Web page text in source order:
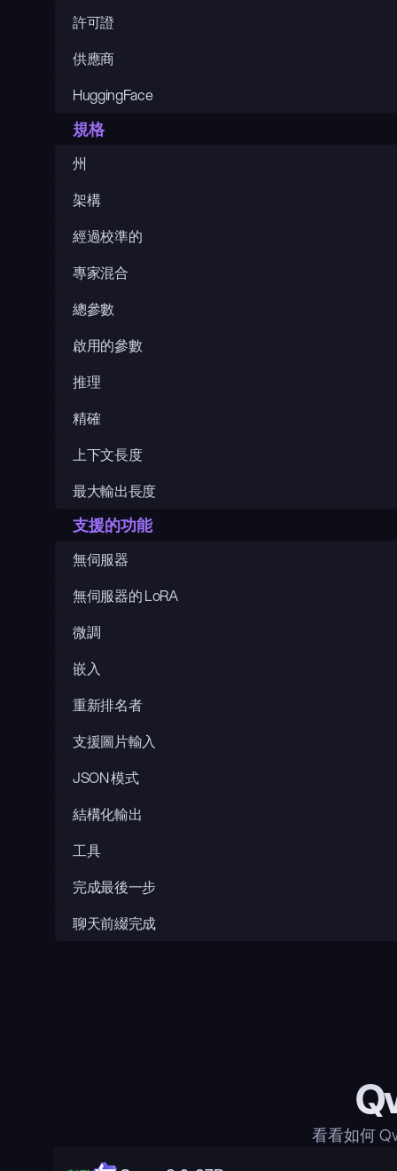
許可證
供應商
HuggingFace
規格
州
架構
經過校準的
專家混合
總參數
啟用的參數
推理
精確
上下文長度
最大輸出長度
支援的功能
無伺服器
無伺服器的 LoRA
微調
嵌入
重新排名者
支援圖片輸入
JSON 模式
結構化輸出
工具
完成最後一步
聊天前綴完成
看看如何